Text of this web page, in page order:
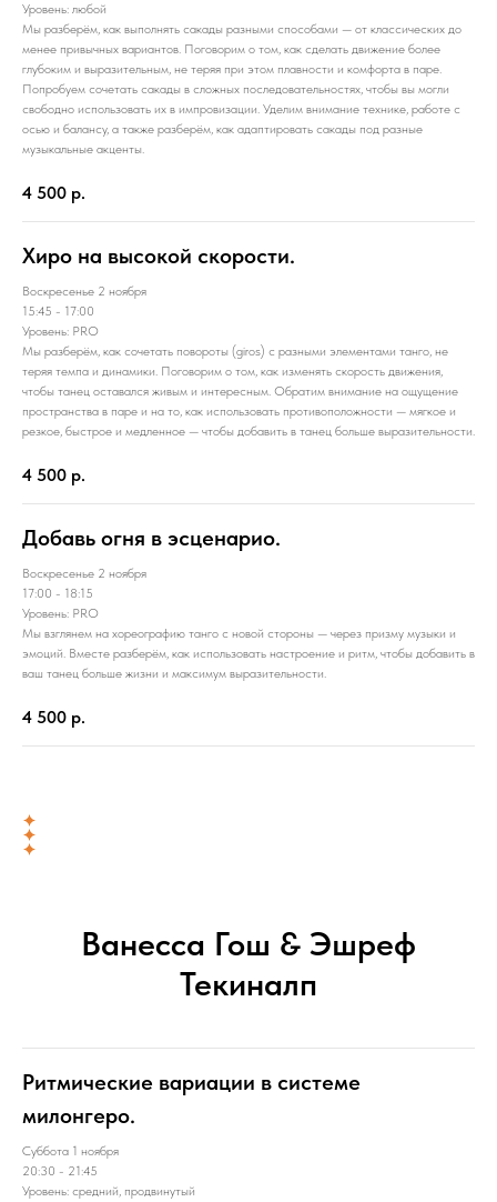
Уровень: любой
Мы разберём, как выполнять сакады разными способами — от классических до
менее привычных вариантов. Поговорим о том, как сделать движение более
глубоким и выразительным, не теряя при этом плавности и комфорта в паре.
Попробуем сочетать сакады в сложных последовательностях, чтобы вы могли
свободно использовать их в импровизации. Уделим внимание технике, работе с
осью и балансу, а также разберём, как адаптировать сакады под разные
музыкальные акценты.
4 500 р.
Хиро на высокой скорости.
Воскресенье 2 ноября
15:45 - 17:00
Уровень: PRO
Мы разберём, как сочетать повороты (giros) с разными элементами танго, не
теряя темпа и динамики. Поговорим о том, как изменять скорость движения,
чтобы танец оставался живым и интересным. Обратим внимание на ощущение
пространства в паре и на то, как использовать противоположности — мягкое и
резкое, быстрое и медленное — чтобы добавить в танец больше выразительности.
4 500 р.
Добавь огня в эсценарио.
Воскресенье 2 ноября
17:00 - 18:15
Уровень: PRO
Мы взглянем на хореографию танго с новой стороны — через призму музыки и
эмоций. Вместе разберём, как использовать настроение и ритм, чтобы добавить в
ваш танец больше жизни и максимум выразительности.
4 500 р.
Ванесса Гош & Эшреф
Текиналп
Ритмические вариации в системе
милонгеро.
Суббота 1 ноября
20:30 - 21:45
Уровень: средний, продвинутый